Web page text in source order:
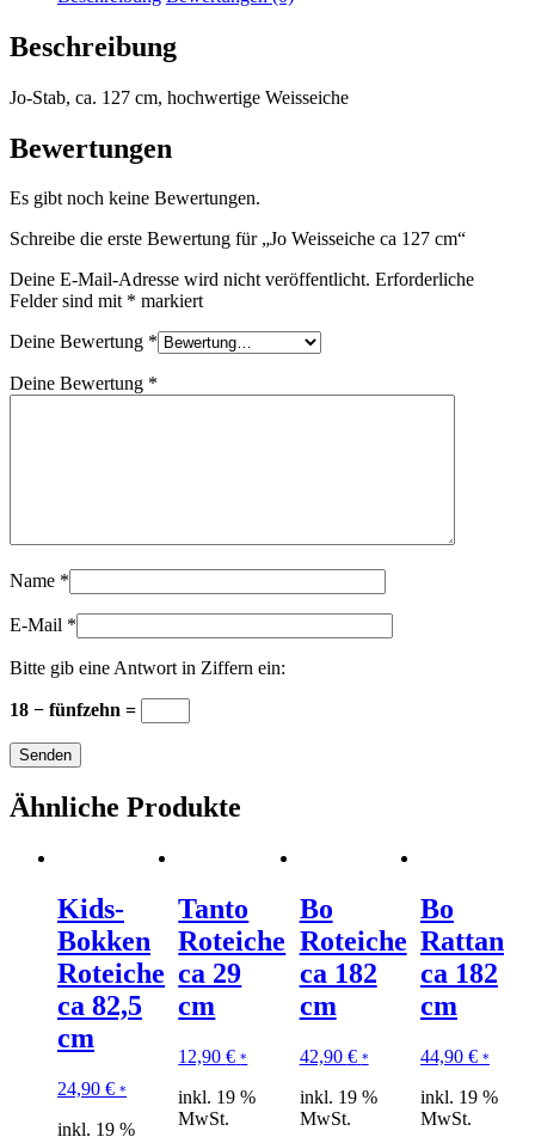
Menge
Beschreibung
Jo-Stab, ca. 127 cm, hochwertige Weisseiche
Bewertungen
Es gibt noch keine Bewertungen.
Schreibe die erste Bewertung für „Jo Weisseiche ca 127 cm“
Deine E-Mail-Adresse wird nicht veröffentlicht. Erforderliche
Felder sind mit * markiert
Deine Bewertung *
Deine Bewertung *
Name *
E-Mail *
Bitte gib eine Antwort in Ziffern ein:
18 − fünfzehn =
Ähnliche Produkte
Kids-
Bokken
Roteiche
ca 82,5
cm
24,90 € *
inkl. 19 %
Tanto
Roteiche
ca 29
cm
12,90€ *
inkl. 19 %
MwSt.
Bo
Roteiche
ca 182
cm
42,90 € *
inkl. 19 %
MwSt.
Bo
Rattan
ca 182
cm
44,90 € *
inkl. 19 %
MwSt.